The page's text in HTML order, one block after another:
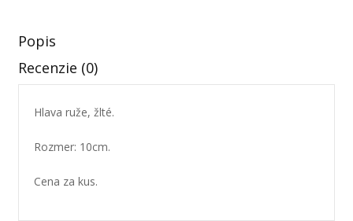
Popis
Recenzie (0)
Hlava ruže, žlté.
Rozmer: 10cm.
Cena za kus.